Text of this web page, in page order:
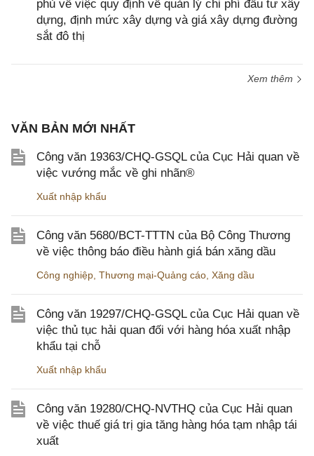
phủ về việc quy định về quản lý chi phí đầu tư xây
dựng, định mức xây dựng và giá xây dựng đường
sắt đô thị
Xem thêm
VĂN BẢN MỚI NHẤT
Công văn 19363/CHQ-GSQL của Cục Hải quan về
việc vướng mắc về ghi nhãn®
Xuất nhập khẩu
Công văn 5680/BCT-TTTN của Bộ Công Thương
về việc thông báo điều hành giá bán xăng dầu
Công nghiệp Thương mại-Quảng cáo Xăng dầu
Công văn 19297/CHQ-GSQL của Cục Hải quan về
việc thủ tục hải quan đối với hàng hóa xuất nhập
khẩu tại chỗ
Xuất nhập khẩu
Công văn 19280/CHQ-NVTHQ của Cục Hải quan
về việc thuế giá trị gia tăng hàng hóa tạm nhập tái
xuất